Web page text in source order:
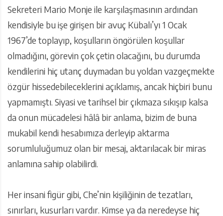
Sekreteri Mario Monje ile karşılaşmasının ardından
kendisiyle bu işe girişen bir avuç Kübalı’yı 1 Ocak
1967’de toplayıp, koşulların öngörülen koşullar
olmadığını, görevin çok çetin olacağını, bu durumda
kendilerini hiç utanç duymadan bu yoldan vazgeçmekte
özgür hissedebileceklerini açıklamış, ancak hiçbiri bunu
yapmamıştı. Siyasi ve tarihsel bir çıkmaza sıkışıp kalsa
da onun mücadelesi hâlâ bir anlama, bizim de buna
mukabil kendi hesabımıza derleyip aktarma
sorumluluğumuz olan bir mesaj, aktarılacak bir miras
anlamına sahip olabilirdi.
Her insani figür gibi, Che’nin kişiliğinin de tezatları,
sınırları, kusurları vardır. Kimse ya da neredeyse hiç